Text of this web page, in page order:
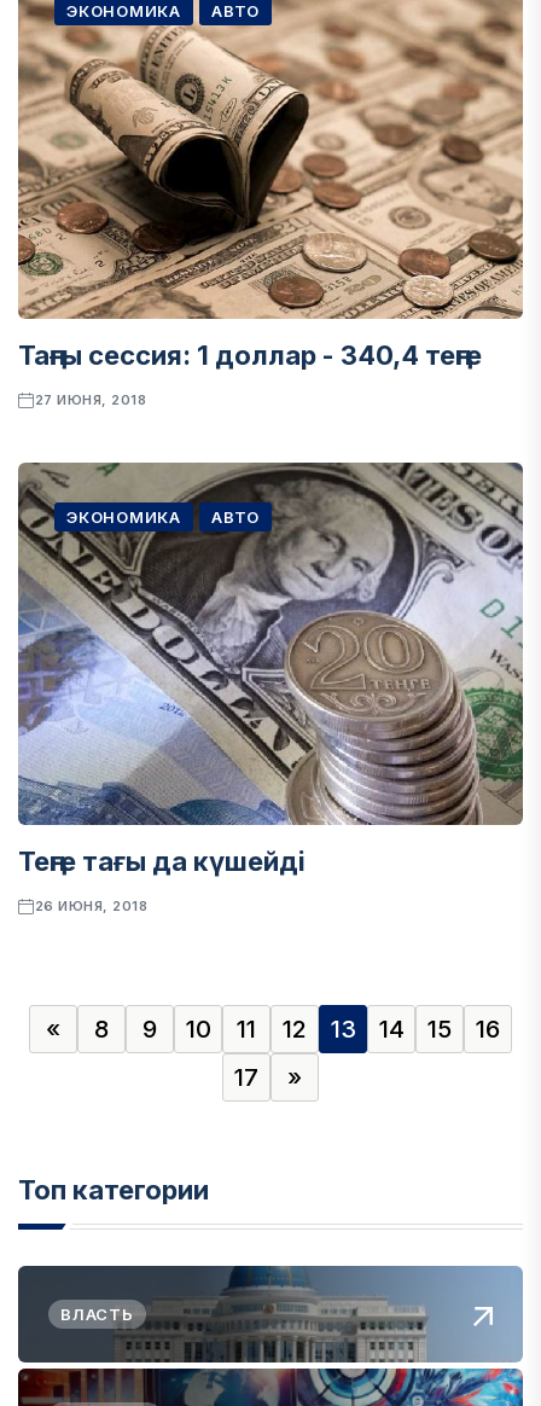
ЭКОНОМИКА АВТО
Таңғы сессия: 1 доллар - 340,4 теңге
27 ИЮНЯ, 2018
ЭКОНОМИКА АВТО
Теңге тағы да күшейді
26 ИЮНЯ, 2018
« 8 9 10 11 12 13 14 15
16
17
»
Топ категории
ВЛАСТЬ